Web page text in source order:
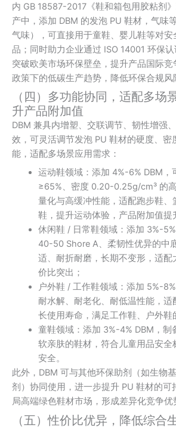
内 GB 18587-2017《鞋和箱包用胶粘剂
产中，添加 DBM 的发泡 PU 鞋材，气味
气味），可直接用于童鞋、婴儿鞋等对
品；同时助力企业通过 ISO 14001 环保认
突破欧美市场环保壁垒，提升产品国际竞
政策下的低碳生产趋势，降低环保合规风
（四）多功能协同，适配多场
升产品附加值
DBM 兼具内增塑、交联调节、韧性增强
效，可灵活调节发泡 PU 鞋材的硬度、密
能，适配多场景应用需求：
运动鞋领域：添加 4%-6% DBM，
≥65%、密度 0.20-0.25g/cm³ 的
量化与高缓冲性能，适配跑步鞋、
鞋，提升运动体验，产品附加值提
休闲鞋 / 日常鞋领域：添加 3%-
40-50 Shore A、柔韧性优异的中
适、耐折耐磨，长期不变形，适配
价比突出；
户外鞋 / 工作鞋领域：添加 5%-
耐水解、耐老化、耐低温性能，适
长使用寿命，满足工作鞋、户外鞋
童鞋领域：添加 3%-4% DBM，制
软亲肤的鞋材，符合儿童用品安全
安全。
此外，DBM 可与其他环保助剂（如生物
剂）协同使用，进一步提升 PU 鞋材的可
局高端绿色鞋材市场，形成差异化竞争优
（五）性价比优异，降低综合